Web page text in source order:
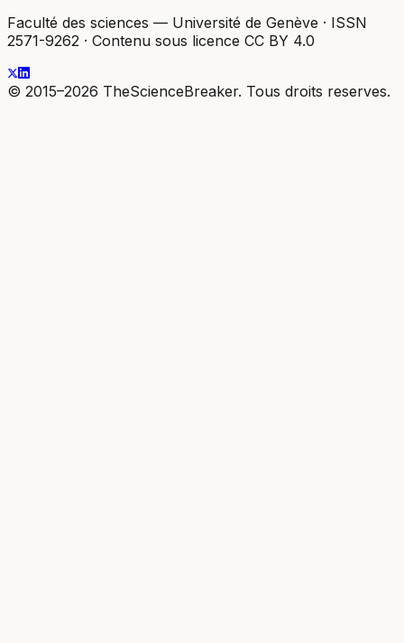
Faculté des sciences — Université de Genève · ISSN
2571-9262 · Contenu sous licence CC BY 4.0
© 2015–2026 TheScienceBreaker. Tous droits reserves.